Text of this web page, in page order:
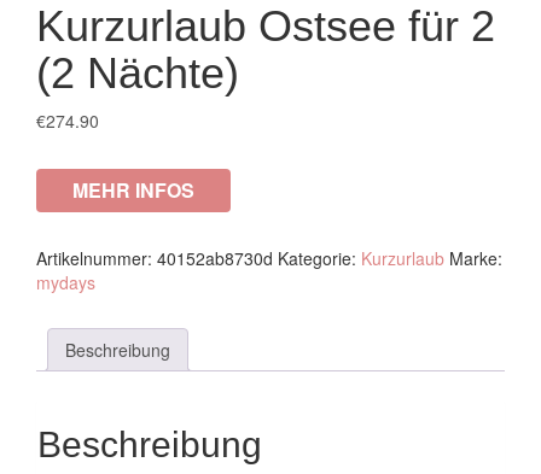
Kurzurlaub Ostsee für 2
(2 Nächte)
€274.90
MEHR INFOS
Artikelnummer: 40152ab8730d Kategorie: Kurzurlaub Marke:
mydays
Beschreibung
Beschreibung